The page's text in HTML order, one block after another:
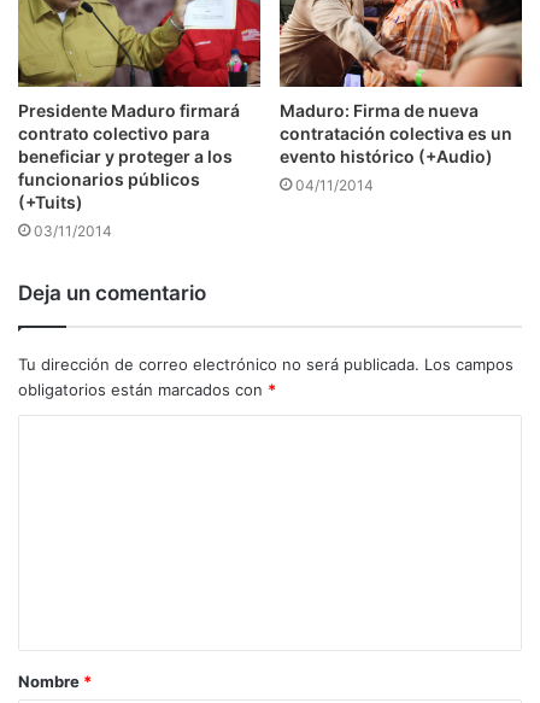
Presidente Maduro firmará
contrato colectivo para
beneficiar y proteger a los
funcionarios públicos
(+Tuits)
03/11/2014
Maduro: Firma de nueva
contratación colectiva es un
evento histórico (+Audio)
04/11/2014
Deja un comentario
Tu dirección de correo electrónico no será publicada. Los campos
obligatorios están marcados con *
a
r
Nombre *